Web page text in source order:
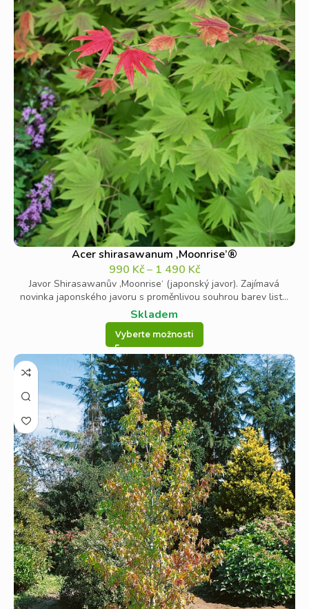
Acer shirasawanum ‚Moonrise’®
990 Kč– 1 490 Kč
Javor Shirasawanův ‚Moonrise‘ (japonský javor). Zajímavá
novinka japonského javoru s proměnlivou souhrou barev list...
Skladem
Vyberte možnosti